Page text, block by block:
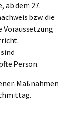
ab dem 27.
bzw. die
Voraussetzung
Person.
Maßnahmen